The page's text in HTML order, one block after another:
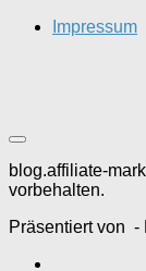
Impressum
blog.affiliate-
vorbehalten.
Präsentiert von -